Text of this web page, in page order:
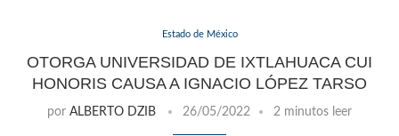
Estado de México
OTORGA UNIVERSIDAD DE IXTLAHUACA CUI
HONORIS CAUSA A IGNACIO LÓPEZ TARSO
por ALBERTO DZIB 26/05/2022 2 minutos leer